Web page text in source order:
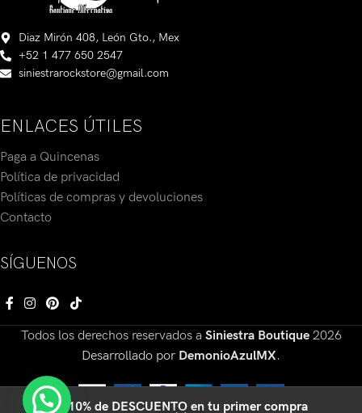
Diaz Mirón 408, León Gto., Mex
+52 1 477 650 2547
siniestrarockstore@gmail.com
ENLACES ÚTILES
Paga a Quincenas
Política de privacidad
Políticas de compras y devoluciones
Contacto
SÍGUENOS
Todos los derechos reservados a Siniestra Boutique 2026
Desarrollado por DemonioAzulMX.
🔥10% de DESCUENTO en tu primer compra